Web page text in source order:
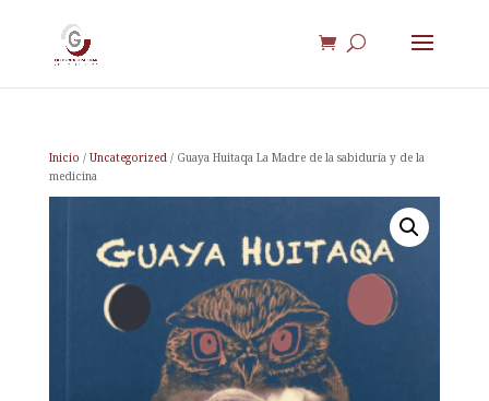
Inicio / Uncategorized/ Guaya Huitaqa La Madre de la sabiduría y de la
medicina